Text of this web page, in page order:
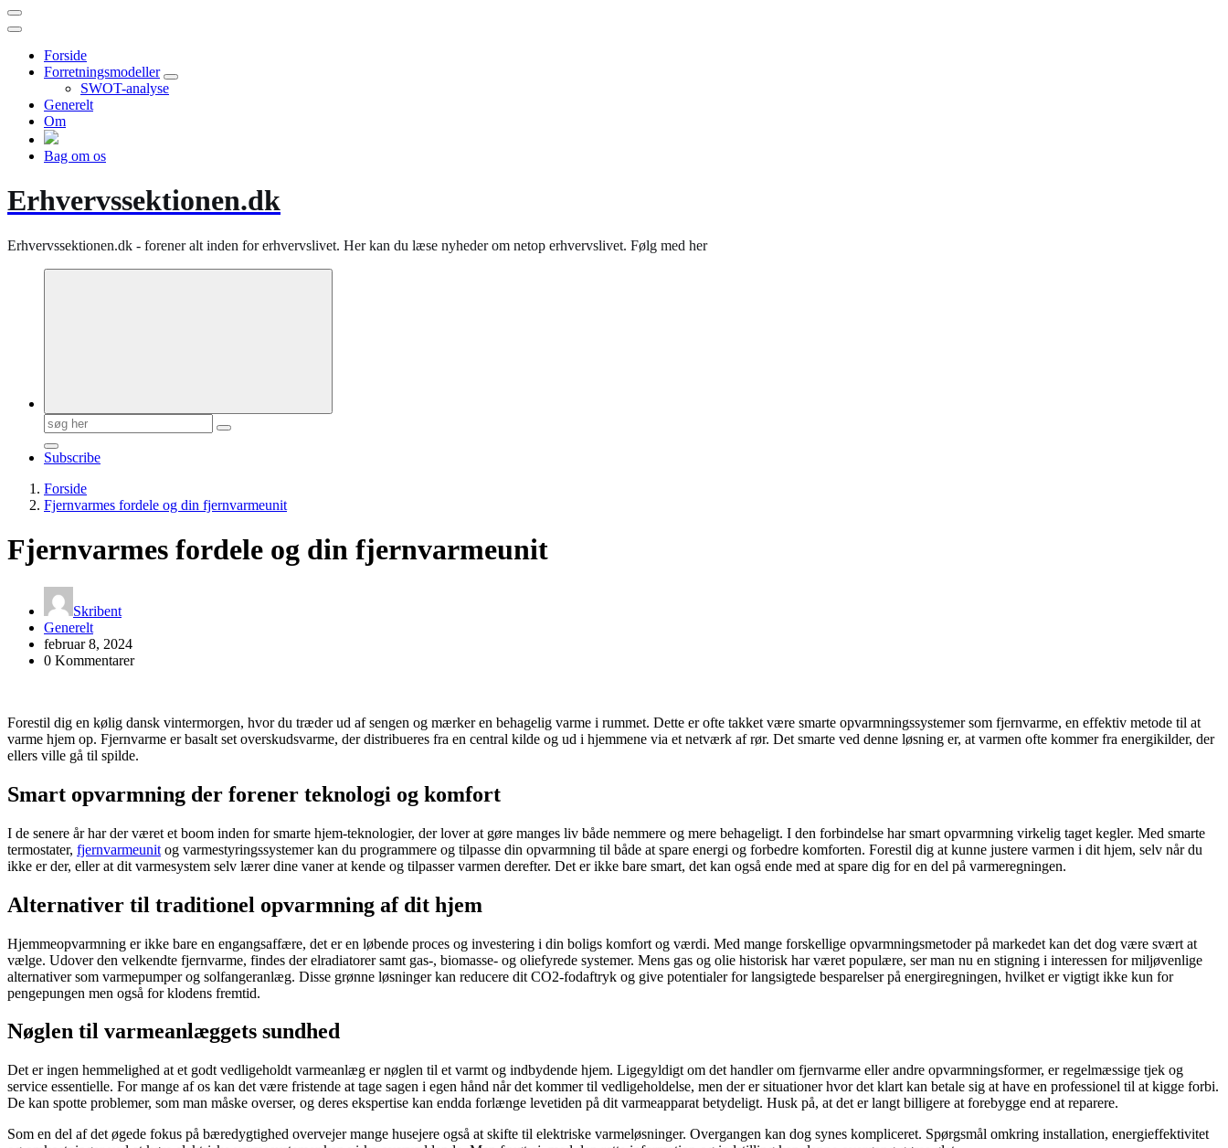
Forside
Forretningsmodeller
SWOT-analyse
Generelt
Om
Bag om os
Erhvervssektionen.dk
Erhvervssektionen.dk - forener alt inden for erhvervslivet. Her kan du læse nyheder om netop erhvervslivet. Følg med her
Søg
efter:
Subscribe
Forside
Fjernvarmes fordele og din fjernvarmeunit
Fjernvarmes fordele og din fjernvarmeunit
Skribent
Generelt
februar 8, 2024
0 Kommentarer
Forestil dig en kølig dansk vintermorgen, hvor du træder ud af sengen og mærker en behagelig varme i rummet. Dette er ofte takket være smarte opvarmningssystemer som fjernvarme, en effektiv metode til at
varme hjem op. Fjernvarme er basalt set overskudsvarme, der distribueres fra en central kilde og ud i hjemmene via et netværk af rør. Det smarte ved denne løsning er, at varmen ofte kommer fra energikilder, der
ellers ville gå til spilde.
Smart opvarmning der forener teknologi og komfort
I de senere år har der været et boom inden for smarte hjem-teknologier, der lover at gøre manges liv både nemmere og mere behageligt. I den forbindelse har smart opvarmning virkelig taget kegler. Med smarte
termostater, fjernvarmeunit og varmestyringssystemer kan du programmere og tilpasse din opvarmning til både at spare energi og forbedre komforten. Forestil dig at kunne justere varmen i dit hjem, selv når du
ikke er der, eller at dit varmesystem selv lærer dine vaner at kende og tilpasser varmen derefter. Det er ikke bare smart, det kan også ende med at spare dig for en del på varmeregningen.
Alternativer til traditionel opvarmning af dit hjem
Hjemmeopvarmning er ikke bare en engangsaffære, det er en løbende proces og investering i din boligs komfort og værdi. Med mange forskellige opvarmningsmetoder på markedet kan det dog være svært at
vælge. Udover den velkendte fjernvarme, findes der elradiatorer samt gas-, biomasse- og oliefyrede systemer. Mens gas og olie historisk har været populære, ser man nu en stigning i interessen for miljøvenlige
alternativer som varmepumper og solfangeranlæg. Disse grønne løsninger kan reducere dit CO2-fodaftryk og give potentialer for langsigtede besparelser på energiregningen, hvilket er vigtigt ikke kun for
pengepungen men også for klodens fremtid.
Nøglen til varmeanlæggets sundhed
Det er ingen hemmelighed at et godt vedligeholdt varmeanlæg er nøglen til et varmt og indbydende hjem. Ligegyldigt om det handler om fjernvarme eller andre opvarmningsformer, er regelmæssige tjek og
service essentielle. For mange af os kan det være fristende at tage sagen i egen hånd når det kommer til vedligeholdelse, men der er situationer hvor det klart kan betale sig at have en professionel til at kigge forbi.
De kan spotte problemer, som man måske overser, og deres ekspertise kan endda forlænge levetiden på dit varmeapparat betydeligt. Husk på, at det er langt billigere at forebygge end at reparere.
Som en del af det øgede fokus på bæredygtighed overvejer mange husejere også at skifte til elektriske varmeløsninger. Overgangen kan dog synes kompliceret. Spørgsmål omkring installation, energieffektivitet